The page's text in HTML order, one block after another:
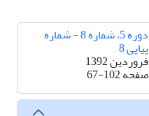
دوره 5، شماره 8 - شماره
پیاپی 8
فروردین 1392
صفحه67-102